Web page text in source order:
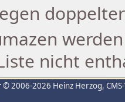
nicht
© 2006-2026 Heinz Herzog,